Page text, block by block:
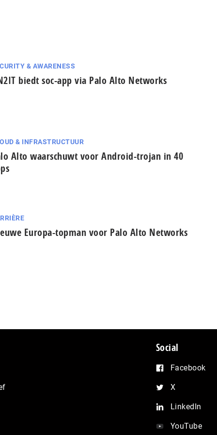
& AWARENESS
biedt soc-app via Palo Alto Networks
& INFRASTRUCTUUR
Alto waarschuwt voor Android-trojan in 40
Europa-topman voor Palo Alto Networks
Social
Facebook
X
LinkedIn
YouTube